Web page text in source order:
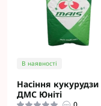
В наявності
Насіння кукурудзи
ДМС Юніті